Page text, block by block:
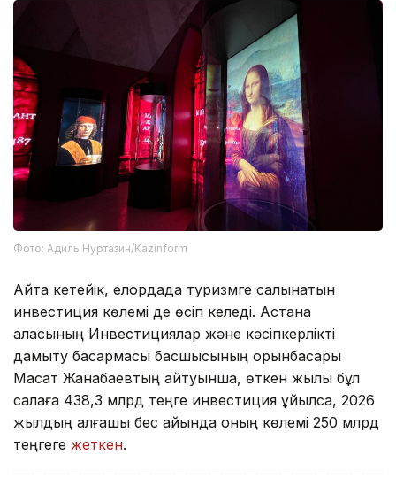
Фото: Адиль Нуртазин/Kazinform
Айта кетейік, елордада туризмге салынатын
инвестиция көлемі де өсіп келеді. Астана
қаласының Инвестициялар және кәсіпкерлікті
дамыту басқармасы басшысының орынбасары
Мақсат Жанабаевтың айтуынша, өткен жылы бұл
салаға 438,3 млрд теңге инвестиция құйылса, 2026
жылдың алғашқы бес айында оның көлемі 250 млрд
теңгеге жеткен.